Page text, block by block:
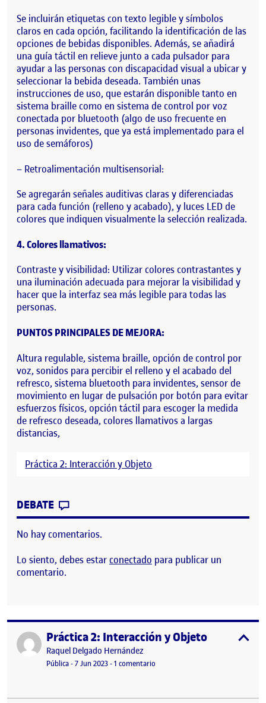
Se incluirán etiquetas con texto legible y símbolos
claros en cada opción, facilitando la identificación de las
opciones de bebidas disponibles. Además, se añadirá
una guía táctil en relieve junto a cada pulsador para
ayudar a las personas con discapacidad visual a ubicar y
seleccionar la bebida deseada. También unas
instrucciones de uso, que estarán disponible tanto en
sistema braille como en sistema de control por voz
conectada por bluetooth (algo de uso frecuente en
personas invidentes, que ya está implementado para el
uso de semáforos)
– Retroalimentación multisensorial:
Se agregarán señales auditivas claras y diferenciadas
para cada función (relleno y acabado), y luces LED de
colores que indiquen visualmente la selección realizada.
4. Colores llamativos:
Contraste y visibilidad: Utilizar colores contrastantes y
una iluminación adecuada para mejorar la visibilidad y
hacer que la interfaz sea más legible para todas las
personas.
PUNTOS PRINCIPALES DE MEJORA:
Altura regulable, sistema braille, opción de control por
voz, sonidos para percibir el relleno y el acabado del
refresco, sistema bluetooth para invidentes, sensor de
movimiento en lugar de pulsación por botón para evitar
esfuerzos físicos, opción táctil para escoger la medida
de refresco deseada, colores llamativos a largas
distancias,
Práctica 2: Interacción y Objeto
DEBATE
No hay comentarios.
Lo siento, debes estarconectado para publicar un
comentario.
Publicado porPráctica 2: Interacción y Objeto
Publicado por
Raquel Delgado Hernández
Visibilidad:
Pública-Fecha de publicación
7 Jun 20237 junio, 2023 11:52 pm
-1 comentario